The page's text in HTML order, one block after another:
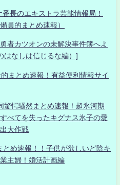
長のエキストラ芸能情報局！
員的まとめ速報）
者カツオンの未解決事件簿へよ
はなしは信じるな編）]
とめ速報！有益便利情報サイ
驚愕騒然まとめ速報！超氷河期
べてを失ったキグナス氷子の愛
大作戦
め速報！！子供が欲しいど陰キ
主婦！婚活計画編